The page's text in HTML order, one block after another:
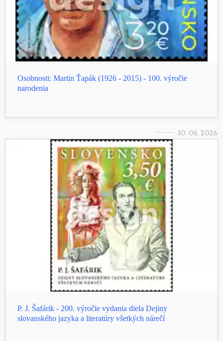
Osobnosti: Martin Ťapák (1926 - 2015) - 100. výročie
narodenia
30. 06. 2026
P. J. Šafárik - 200. výročie vydania diela Dejiny
slovanského jazyka a literatúry všetkých nárečí